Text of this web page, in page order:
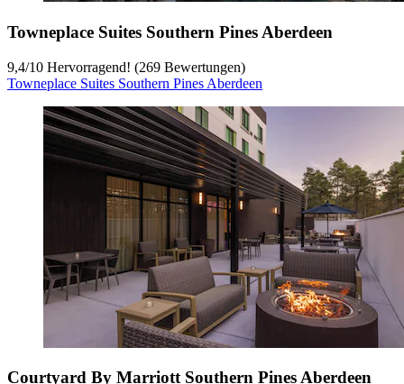
Towneplace Suites Southern Pines Aberdeen
9,4/10 Hervorragend! (269 Bewertungen)
Towneplace Suites Southern Pines Aberdeen
Courtyard By Marriott Southern Pines Aberdeen